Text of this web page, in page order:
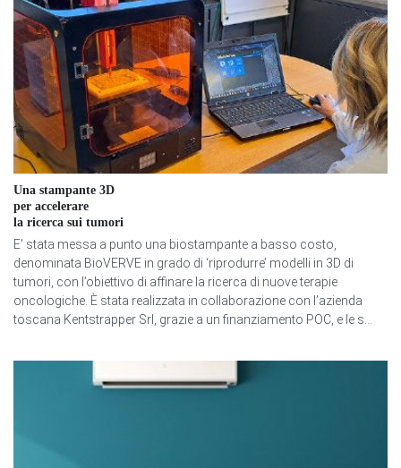
Una stampante 3D
per accelerare
la ricerca sui tumori
E' stata messa a punto una biostampante a basso costo,
denominata BioVERVE in grado di ‘riprodurre’ modelli in 3D di
tumori, con l’obiettivo di affinare la ricerca di nuove terapie
oncologiche. È stata realizzata in collaborazione con l’azienda
toscana Kentstrapper Srl, grazie a un finanziamento POC, e le s...